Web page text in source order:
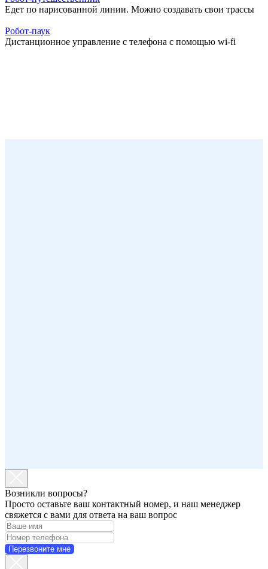
Едет по нарисованной линии. Можно создавать свои трассы
Робот-паук
Дистанционное управление с телефона с помощью wi-fi
Возникли вопросы?
Просто оставьте ваш контактный номер, и наш менеджер
свяжется с вами для ответа на ваш вопрос
Перезвоните мне